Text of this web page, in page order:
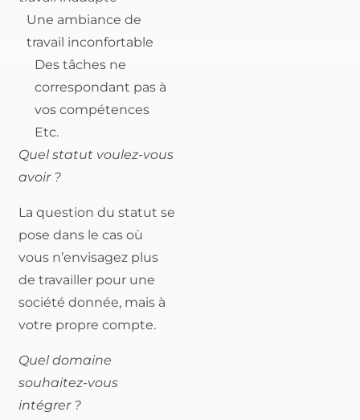
Une ambiance de
travail inconfortable
Des tâches ne
correspondant pas à
vos compétences
Etc.
Quel statut voulez-vous
avoir ?
La question du statut se
pose dans le cas où
vous n’envisagez plus
de travailler pour une
société donnée, mais à
votre propre compte.
Quel domaine
souhaitez-vous
intégrer ?